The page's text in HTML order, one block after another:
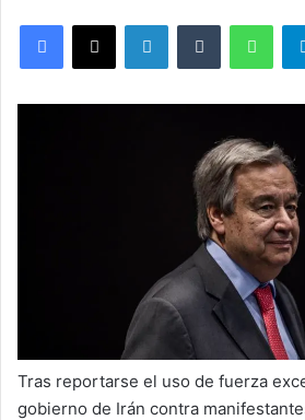
d
Tras reportarse el uso de fuerza
gobierno de Irán contra